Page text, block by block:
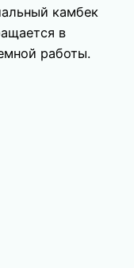
камбек
в
работы.